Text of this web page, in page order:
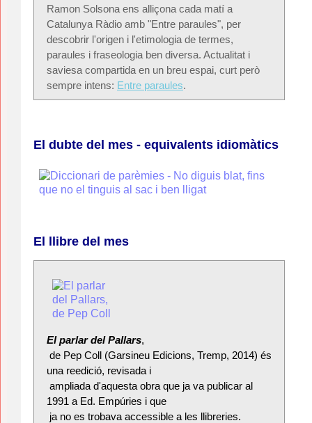
Ramon Solsona ens alliçona cada matí a
Catalunya Ràdio amb "Entre paraules", per
descobrir l'origen i l'etimologia de termes,
paraules i fraseologia ben diversa. Actualitat i
saviesa compartida en un breu espai, curt però
sempre intens: Entre paraules.
El dubte del mes - equivalents idiomàtics
El llibre del mes
El parlar del Pallars,
una reedició, revisada i
1991 a Ed. Empúries i que
ja no es trobava accessible a les llibreries.